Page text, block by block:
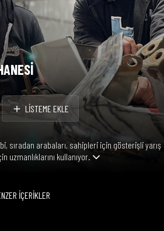
LİSTEME EKLE
sıradan arabaları, sahipleri için gösterişli yarış
uzmanlıklarını kullanıyor.
İÇERİKLER